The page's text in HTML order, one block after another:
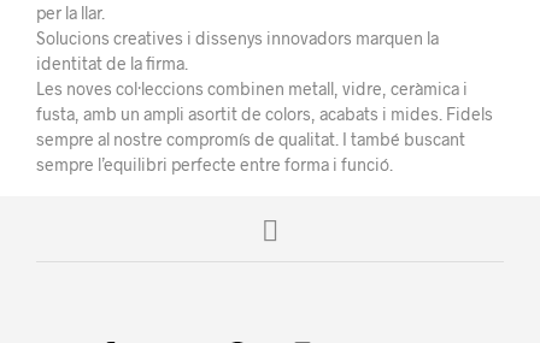
per la llar.
Solucions creatives i dissenys innovadors marquen la
identitat de la firma.
Les noves col·leccions combinen metall, vidre, ceràmica i
fusta, amb un ampli asortit de colors, acabats i mides. Fidels
sempre al nostre compromís de qualitat. I també buscant
sempre l’equilibri perfecte entre forma i funció.